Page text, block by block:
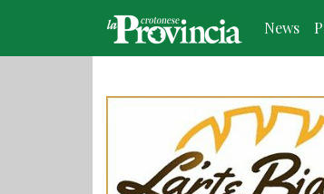
News